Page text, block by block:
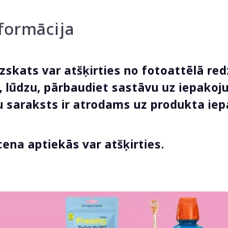
var atšķirties no fotoattēlā
lūdzu, pārbaudiet sastāvu uz
saraksts ir atrodams uz produkta
aptiekās var atšķirties.